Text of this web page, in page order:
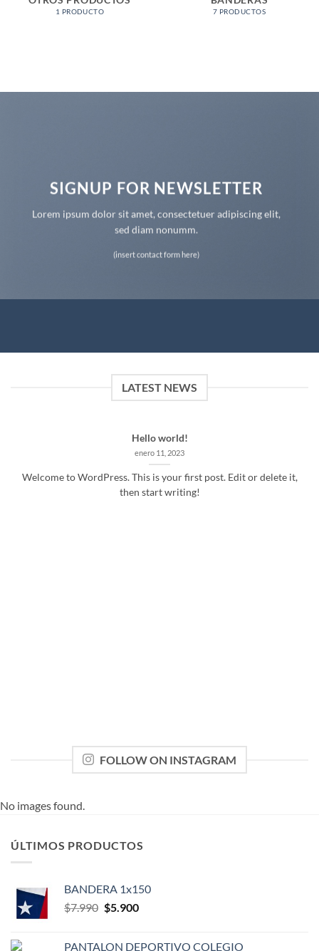
1 PRODUCTO 7 PRODUCTOS
SIGNUP FOR NEWSLETTER
Lorem ipsum dolor sit amet, consectetuer adipiscing elit,
sed diam nonumm.
(insert contact form here)
LATEST NEWS
Hello world!
enero 11, 2023
Welcome to WordPress. This is your first post. Edit or delete it,
then start writing!
FOLLOW ON INSTAGRAM
No images found.
ÚLTIMOS PRODUCTOS
BANDERA 1x150
$7.990 El
$5.900El
PANTALON DEPORTIVO COLEGIO